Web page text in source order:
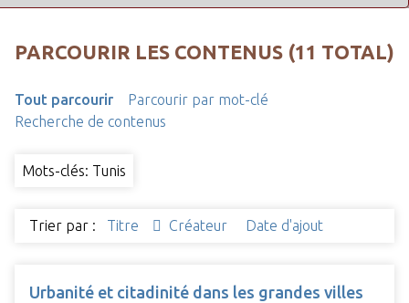
PARCOURIR LES CONTENUS (11 TOTAL)
Tout parcourir
Parcourir par mot-clé
Recherche de contenus
Mots-clés: Tunis
Trier par : Titre Créateur Date d'ajout
Urbanité et citadinité dans les grandes villes